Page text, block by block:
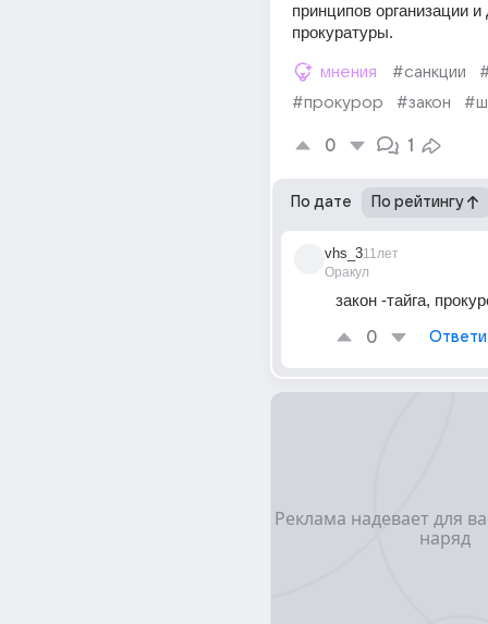
принципов организации и
прокуратуры.
мнения #санкции
#прокурор
#закон
0 1
По дате По рейтингу
vhs_3
Оракул
11лет
закон -тайга,
0